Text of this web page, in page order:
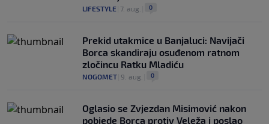
LIFESTYLE 7. aug. 0
Prekid utakmice u Banjaluci: Navijači
Borca skandiraju osuđenom ratnom
zločincu Ratku Mladiću
NOGOMET 9. aug. 0
Oglasio se Zvjezdan Misimović nakon
pobjede Borca protiv Veleža i poslao